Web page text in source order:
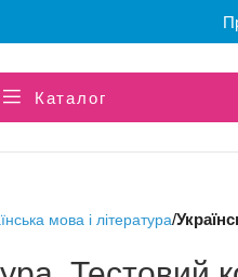
Каталог
мова і література/